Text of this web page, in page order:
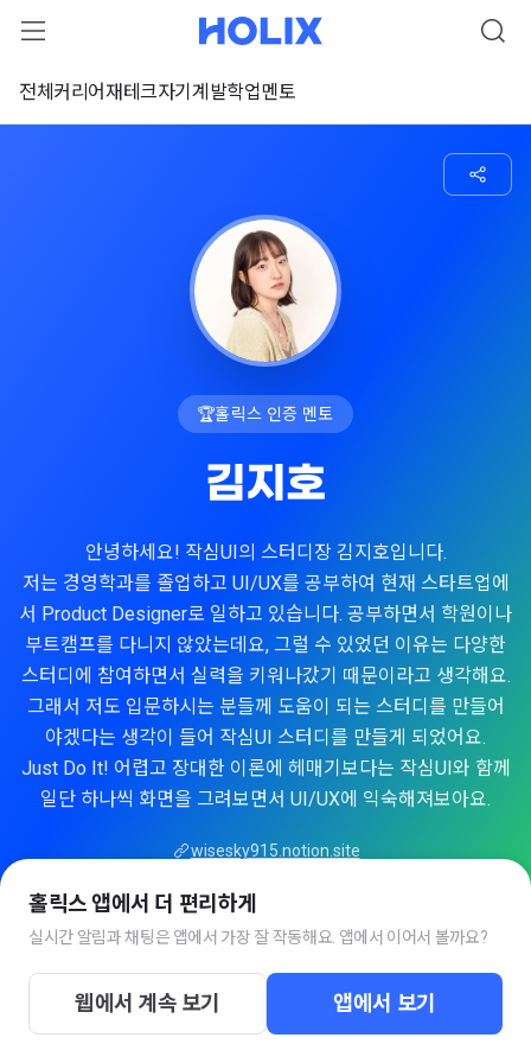
전체 커리어재테크자기계발학업멘토
🏆홀릭스 인증 멘토
김지호
안녕하세요! 작심UI의 스터디장 김지호입니다.
저는 경영학과를 졸업하고 UI/UX를 공부하여 현재 스타트업에
서 Product Designer로 일하고 있습니다. 공부하면서 학원이나
부트캠프를 다니지 않았는데요, 그럴 수 있었던 이유는 다양한
스터디에 참여하면서 실력을 키워나갔기 때문이라고 생각해요.
그래서 저도 입문하시는 분들께 도움이 되는 스터디를 만들어
야겠다는 생각이 들어 작심UI 스터디를 만들게 되었어요.
Just Do It! 어렵고 장대한 이론에 헤매기보다는 작심UI와 함께
일단 하나씩 화면을 그려보면서 UI/UX에 익숙해져보아요.
wisesky915.notion.site
홀릭스 앱에서 더 편리하게
실시간 알림과 채팅은 앱에서 가장 잘 작동해요. 앱에서 이어서 볼까요?
웹에서 계속 보기 앱에서 보기